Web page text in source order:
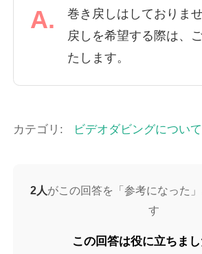
A.
巻き戻しはしておりま
戻しを希望する際は、
たします。
カテゴリ: ビデオダビングについて
2人がこの回答を「参考になった
す
この回答は役に立ちまし